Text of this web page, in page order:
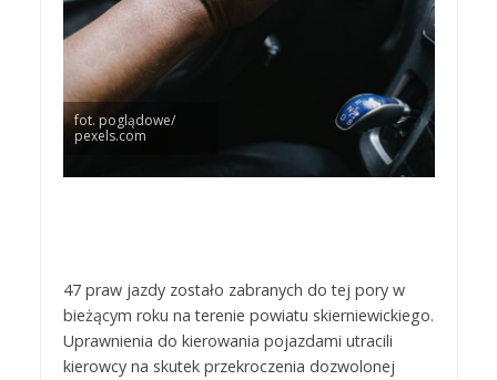
fot. poglądowe/
pexels.com
47 praw jazdy zostało zabranych do tej pory w
bieżącym roku na terenie powiatu skierniewickiego.
Uprawnienia do kierowania pojazdami utracili
kierowcy na skutek przekroczenia dozwolonej